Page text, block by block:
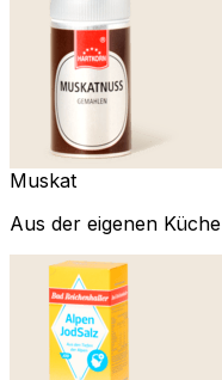
Muskat
Aus der eigenen Küche